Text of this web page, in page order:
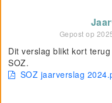
Gepost op
Dit verslag blikt kort
SOZ.
SOZ jaarverslag